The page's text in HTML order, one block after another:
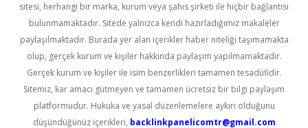
sitesi, herhangi bir marka, kurum veya şahıs şirketi ile hiçbir bağlantısı
bulunmamaktadır. Sitede yalnızca kendi hazırladığımız makaleler
paylaşılmaktadır. Burada yer alan içerikler haber niteliği taşımamakta
olup, gerçek kurum ve kişiler hakkında paylaşım yapılmamaktadır.
Gerçek kurum ve kişiler ile isim benzerlikleri tamamen tesadüfidir.
Sitemiz, kar amacı gütmeyen ve tamamen ücretsiz bir bilgi paylaşım
platformudur. Hukuka ve yasal düzenlemelere aykırı olduğunu
düşündüğünüz içerikleri, backlinkpanelicomtr@gmail.com